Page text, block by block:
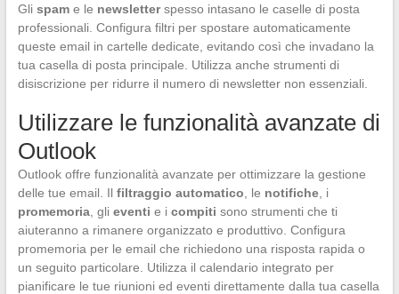
Gli spame le newsletterspesso intasano le caselle di posta
professionali. Configura filtri per spostare automaticamente
queste email in cartelle dedicate, evitando così che invadano la
tua casella di posta principale. Utilizza anche strumenti di
disiscrizione per ridurre il numero di newsletter non essenziali.
Utilizzare le funzionalità avanzate di
Outlook
Outlook offre funzionalità avanzate per ottimizzare la gestione
delle tue email. Il filtraggio automatico , le notifiche, i
promemoria, gli eventi e i compiti sono strumenti che ti
aiuteranno a rimanere organizzato e produttivo. Configura
promemoria per le email che richiedono una risposta rapida o
un seguito particolare. Utilizza il calendario integrato per
pianificare le tue riunioni ed eventi direttamente dalla tua casella